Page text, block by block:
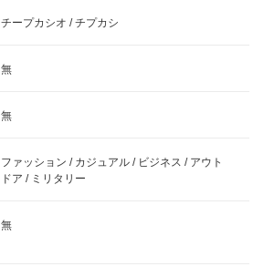
チープカシオ / チプカシ
無
無
ファッション / カジュアル / ビジネス / アウト
ドア / ミリタリー
無